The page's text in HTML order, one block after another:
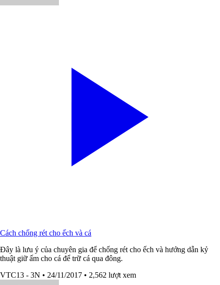
Cách chống rét cho ếch và cá
Đây là lưu ý của chuyên gia để chống rét cho ếch và hướng dẫn kỷ
thuật giữ ấm cho cá để trữ cá qua đông.
VTC13 - 3N • 24/11/2017 • 2,562 lượt xem